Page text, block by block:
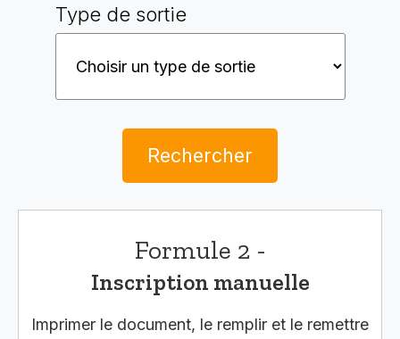
Type de sortie
Rechercher
Formule 2 -
Inscription manuelle
Imprimer le document, le remplir et le remettre